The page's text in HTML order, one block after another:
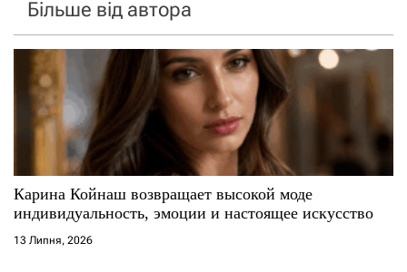
Більше від автора
Карина Койнаш возвращает высокой моде
индивидуальность, эмоции и настоящее искусство
13 Липня, 2026